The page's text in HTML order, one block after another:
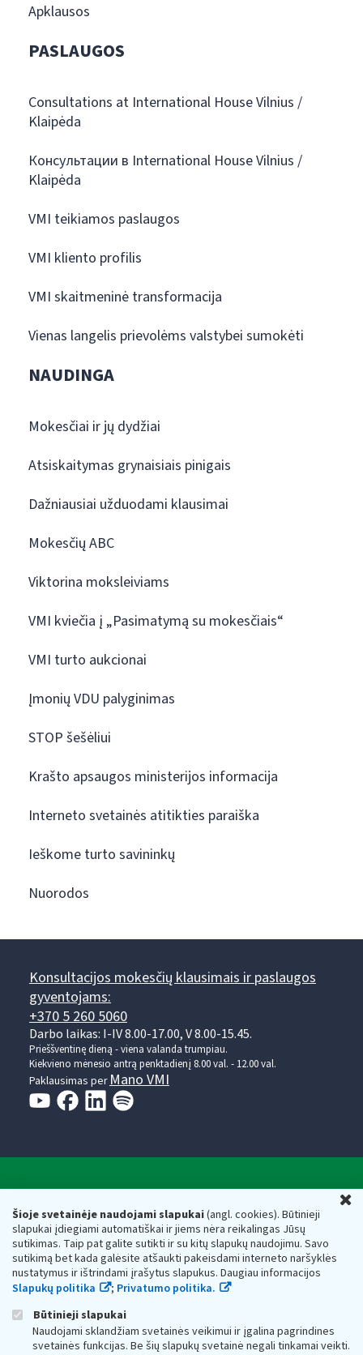
Šioje svetainėje naudojami slapukai(angl. cookies). Būtinieji
slapukai įdiegiami automatiškai ir jiems nėra reikalingas Jūsų
sutikimas. Taip pat galite sutikti ir su kitų slapukų naudojimu. Savo
sutikimą bet kada galėsite atšaukti pakeisdami interneto naršyklės
nustatymus ir ištrindami įrašytus slapukus. Daugiau informacijos
Slapukų politika
; Privatumo politika.
Būtinieji slapukai
Naudojami sklandžiam svetainės veikimui ir įgalina pagrindines
svetainės funkcijas. Be šių slapukų svetainė negali tinkamai veikti.
Apklausos
PASLAUGOS
Consultations at International House Vilnius /
Klaipėda
Консультации в International House Vilnius /
Klaipėda
VMI teikiamos paslaugos
VMI kliento profilis
VMI skaitmeninė transformacija
Vienas langelis prievolėms valstybei sumokėti
NAUDINGA
Mokesčiai ir jų dydžiai
Atsiskaitymas grynaisiais pinigais
Dažniausiai užduodami klausimai
Mokesčių ABC
Viktorina moksleiviams
VMI kviečia į „Pasimatymą su mokesčiais“
VMI turto aukcionai
Įmonių VDU palyginimas
STOP šešėliui
Krašto apsaugos ministerijos informacija
Interneto svetainės atitikties paraiška
Ieškome turto savininkų
Nuorodos
Konsultacijos mokesčių klausimais ir paslaugos
gyventojams:
+370 5 260 5060
Darbo laikas: I-IV 8.00-17.00, V 8.00-15.45.
Prieššventinę dieną - viena valanda trumpiau.
Kiekvieno mėnesio antrą penktadienį 8.00 val. - 12.00 val.
Paklausimas per Mano VMI
Respublikos finansų ministerijos
Biudžetinė įstaiga. Juridinio asmens kodas — 188659752,
adresas: Vasario 16-osios g. 14, 01107 Vilnius, Lietuva, el.paštas:
vmi@vmi.lt, E. pristatymo dėžutės adresas 188659752
Duomenys apie Valstybinę mokesčių inspekciją prie Lietuvos
Respublikos finansų ministerijos kaupiami ir saugomi Juridinių